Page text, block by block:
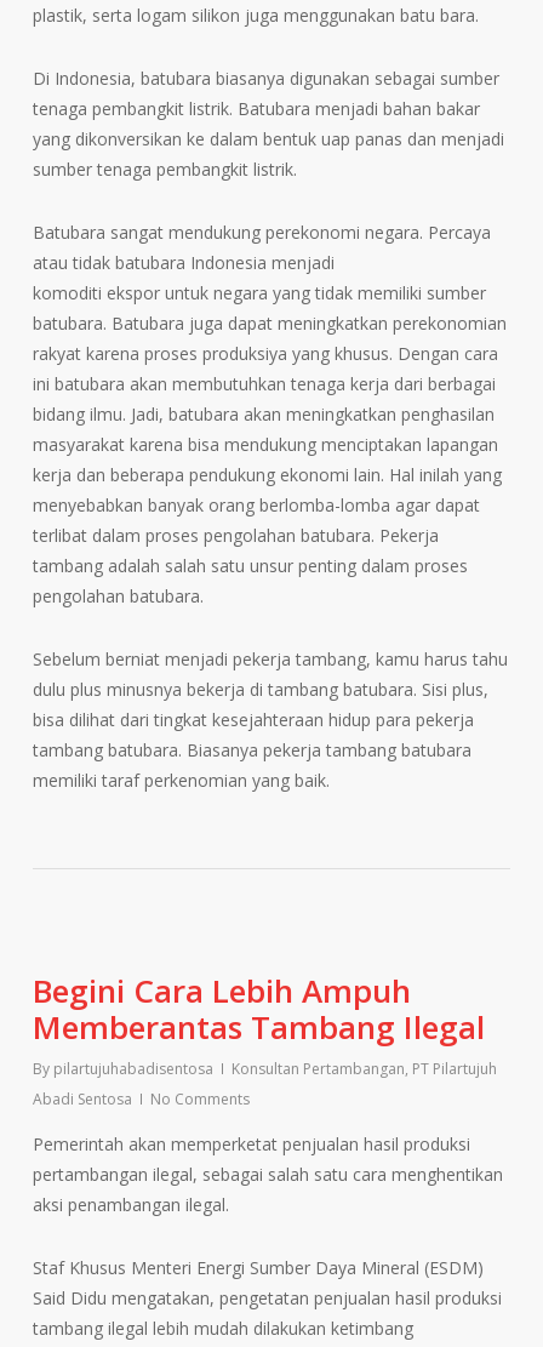
plastik, serta logam silikon juga menggunakan batu bara.
Di Indonesia, batubara biasanya digunakan sebagai sumber
tenaga pembangkit listrik. Batubara menjadi bahan bakar
yang dikonversikan ke dalam bentuk uap panas dan menjadi
sumber tenaga pembangkit listrik.
Batubara sangat mendukung perekonomi negara. Percaya
atau tidak batubara Indonesia menjadi
komoditi ekspor untuk negara yang tidak memiliki sumber
batubara. Batubara juga dapat meningkatkan perekonomian
rakyat karena proses produksiya yang khusus. Dengan cara
ini batubara akan membutuhkan tenaga kerja dari berbagai
bidang ilmu. Jadi, batubara akan meningkatkan penghasilan
masyarakat karena bisa mendukung menciptakan lapangan
kerja dan beberapa pendukung ekonomi lain. Hal inilah yang
menyebabkan banyak orang berlomba-lomba agar dapat
terlibat dalam proses pengolahan batubara. Pekerja
tambang adalah salah satu unsur penting dalam proses
pengolahan batubara.
Sebelum berniat menjadi pekerja tambang, kamu harus tahu
dulu plus minusnya bekerja di tambang batubara. Sisi plus,
bisa dilihat dari tingkat kesejahteraan hidup para pekerja
tambang batubara. Biasanya pekerja tambang batubara
memiliki taraf perkenomian yang baik.
Begini Cara Lebih Ampuh
Memberantas Tambang Ilegal
By pilartujuhabadisentosa Konsultan Pertambangan, PT Pilartujuh
Abadi Sentosa
No Comments
Pemerintah akan memperketat penjualan hasil produksi
pertambangan ilegal, sebagai salah satu cara menghentikan
aksi penambangan ilegal.
Staf Khusus Menteri Energi Sumber Daya Mineral (ESDM)
Said Didu mengatakan, pengetatan penjualan hasil produksi
tambang ilegal lebih mudah dilakukan ketimbang